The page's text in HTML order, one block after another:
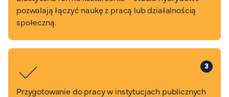
pozwalają łączyć naukę z pracą lub działalnością
społeczną.
3
Przygotowanie do pracy w instytucjach publicznych